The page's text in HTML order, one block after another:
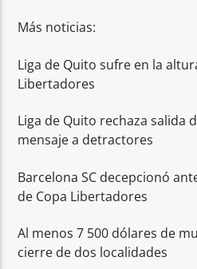
Más noticias:
Liga de Quito sufre en la
Libertadores
Liga de Quito rechaza salida
mensaje a detractores
Barcelona SC decepcionó
de Copa Libertadores
Al menos 7 500 dólares de
cierre de dos localidades